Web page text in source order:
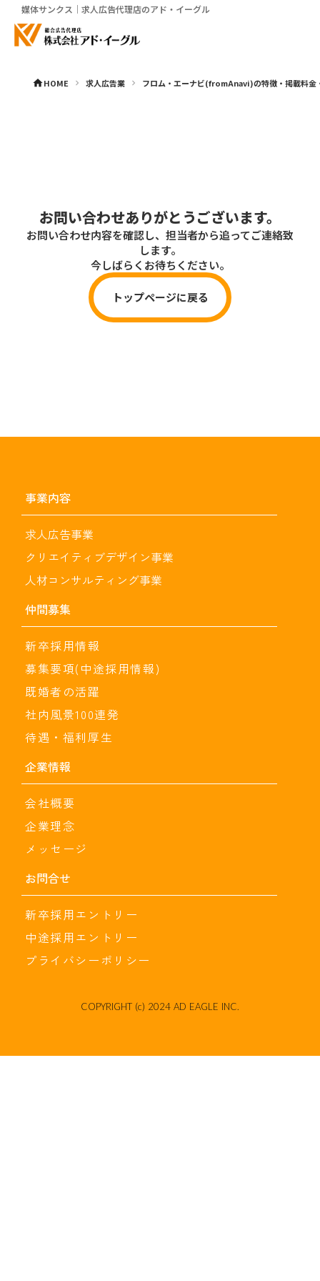
homeHOME keyboard_arrow_right 求人広告業 keyboard_arrow_right フロム・エーナビ(fromAnavi)の特徴・掲載料金
お問い合わせありがとうございます。
お問い合わせ内容を確認し、担当者から追ってご連絡致
します。
今しばらくお待ちください。
トップページに戻る
事業内容
求人広告事業
クリエイティブデザイン事業
人材コンサルティング事業
仲間募集
新卒採用情報
募集要項(中途採用情報)
既婚者の活躍
社内風景100連発
待遇・福利厚生
企業情報
会社概要
企業理念
メッセージ
お問合せ
新卒採用エントリー
中途採用エントリー
プライバシーポリシー
COPYRIGHT (c) 2024 AD EAGLE INC.
媒体サンクス｜求人広告代理店のアド・イーグル